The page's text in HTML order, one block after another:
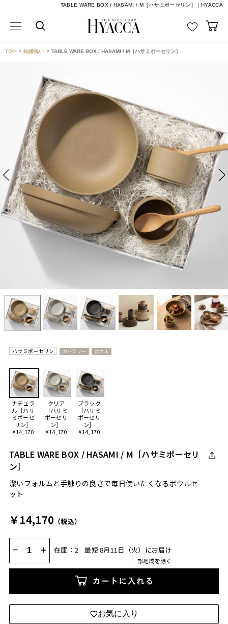
TABLE WARE BOX / HASAMI / M［ハサミポーセリン］｜HYACCA
TOP 結婚祝い TABLE WARE BOX / HASAMI / M［ハサミポーセリン］
ハサミポーセリン カトラリー ボウル
ナチュラ
ル［ハサ
ミポーセ
リン］
¥14,170
クリア
［ハサミ
ポーセリ
ン］
¥14,170
ブラック
［ハサミ
ポーセリ
ン］
¥14,170
TABLE WARE BOX / HASAMI / M［ハサミポーセリ
ン］
潔いフォルムと手触りの良さで毎日使いたくなるボウルセ
ット
￥14,170 （税込）
− + 在庫：2 最短 8月11日（火）にお届け
一部地域を除く
カートに入れる
お気に入り